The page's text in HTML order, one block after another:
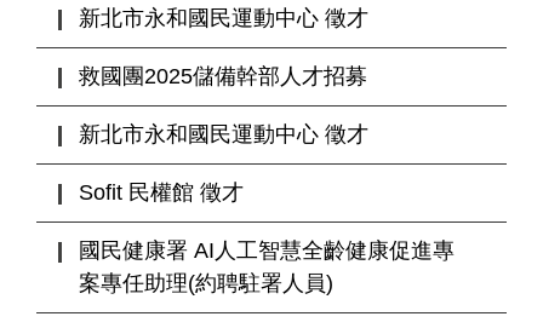
新北市永和國民運動中心 徵才
救國團2025儲備幹部人才招募
新北市永和國民運動中心 徵才
Sofit 民權館 徵才
國民健康署 AI人工智慧全齡健康促進專
案專任助理(約聘駐署人員)